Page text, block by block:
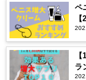
ペ
ラ